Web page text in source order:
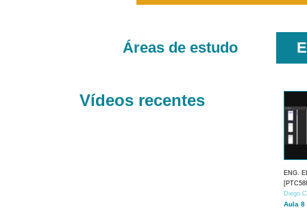
Áreas de estudo
Vídeos recentes
ENG.
Diego
Aula 8